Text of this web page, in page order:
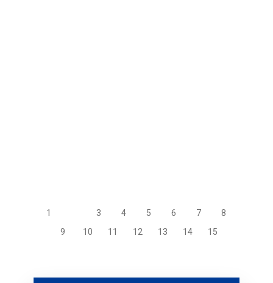
1 3 4 5 6 7
8
9
10 11 12 13 14 15